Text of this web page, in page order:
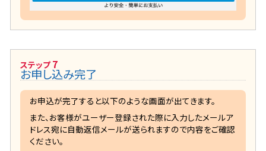
ステップ 7
お申し込み完了
お申込が完了すると以下のような画面が出てきます。
また、お客様がユーザー登録された際に入力したメールア
ドレス宛に自動返信メールが送られますので内容をご確認
ください。